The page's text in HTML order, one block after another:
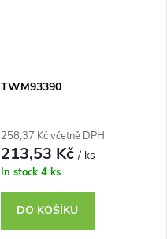
TWM93390
258,37 Kč včetně DPH
213,53 Kč/ ks
In stock 4 ks
DO KOŠÍKU